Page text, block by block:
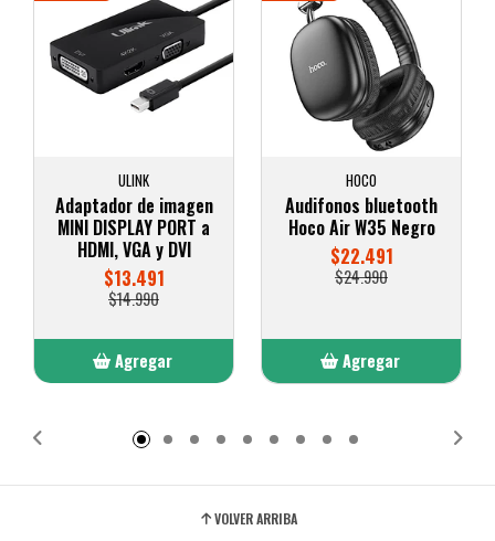
ULINK
Adaptador de imagen
MINI DISPLAY PORT a
HDMI, VGA y DVI
$13.491
$14.990
Agregar
HOCO
Audifonos bluetooth
Hoco Air W35 Negro
$22.491
$24.990
Agregar
VOLVER ARRIBA